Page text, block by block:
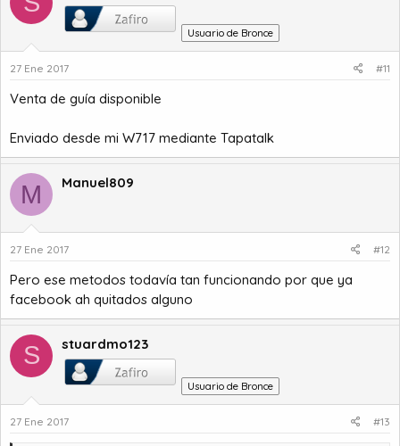
Usuario de Bronce
27 Ene 2017 #11
Venta de guía disponible
Enviado desde mi W717 mediante Tapatalk
M Manuel809
27 Ene 2017 #12
Pero ese metodos todavía tan funcionando por que ya
facebook ah quitados alguno
S stuardmo123
Usuario de Bronce
27 Ene 2017 #13